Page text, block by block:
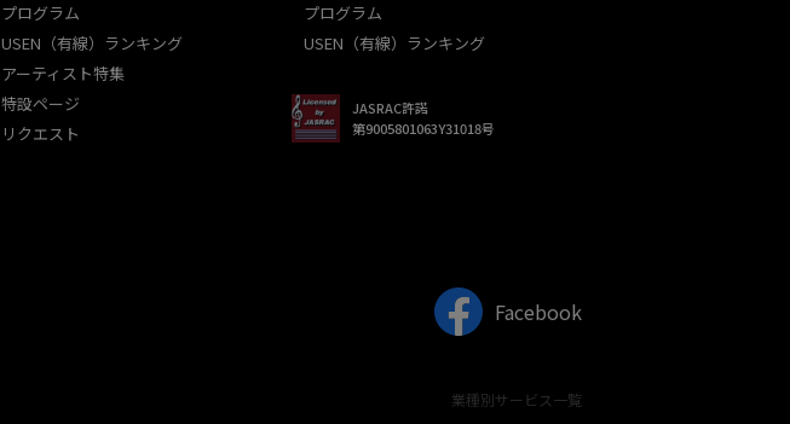
プログラム
USEN（有線）ランキング
アーティスト特集
特設ページ
リクエスト
プログラム
USEN（有線）ランキング
JASRAC許諾
第9005801063Y31018号
Facebook
業種別サービス一覧